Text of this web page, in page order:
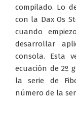
compilado. Lo
con la Dax Os
cuando
desarrollar
consola. Esta
ecuación de 2º
la serie de
número de la